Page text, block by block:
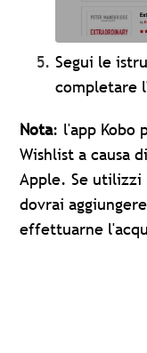
Segui le
completare
Nota: l'app Kobo
Wishlist a causa
Apple. Se utilizzi
dovrai
effettuarne